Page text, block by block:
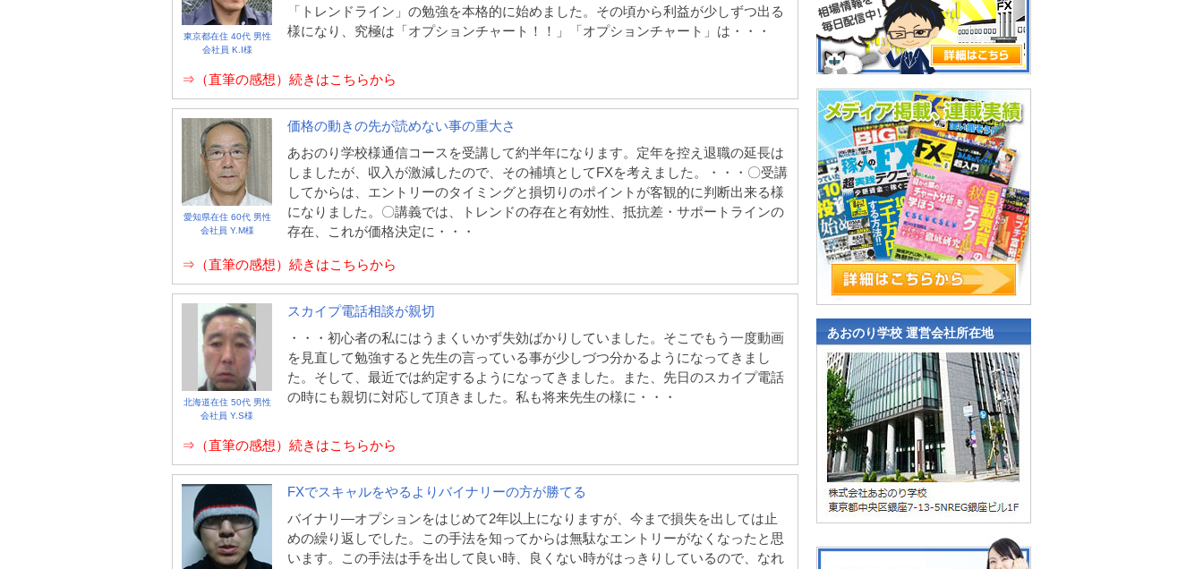
東京都在住 40代 男性
会社員 K.I様
「トレンドライン」の勉強を本格的に始めました。その頃から利益が少しずつ出る
様になり、究極は「オプションチャート！！」「オプションチャート」は・・・
⇒（直筆の感想）続きはこちらから
愛知県在住 60代 男性
会社員 Y.M様
価格の動きの先が読めない事の重大さ
あおのり学校様通信コースを受講して約半年になります。定年を控え退職の延長は
しましたが、収入が激減したので、その補填としてFXを考えました。・・・〇受講
してからは、エントリーのタイミングと損切りのポイントが客観的に判断出来る様
になりました。〇講義では、トレンドの存在と有効性、抵抗差・サポートラインの
存在、これが価格決定に・・・
⇒（直筆の感想）続きはこちらから
北海道在住 50代 男性
会社員 Y.S様
スカイプ電話相談が親切
・・・初心者の私にはうまくいかず失効ばかりしていました。そこでもう一度動画
を見直して勉強すると先生の言っている事が少しづつ分かるようになってきまし
た。そして、最近では約定するようになってきました。また、先日のスカイプ電話
の時にも親切に対応して頂きました。私も将来先生の様に・・・
⇒（直筆の感想）続きはこちらから
FXでスキャルをやるよりバイナリーの方が勝てる
バイナリ―オプションをはじめて2年以上になりますが、今まで損失を出しては止
めの繰り返しでした。この手法を知ってからは無駄なエントリーがなくなったと思
います。この手法は手を出して良い時、良くない時がはっきりしているので、なれ
あおのり学校 運営会社所在地